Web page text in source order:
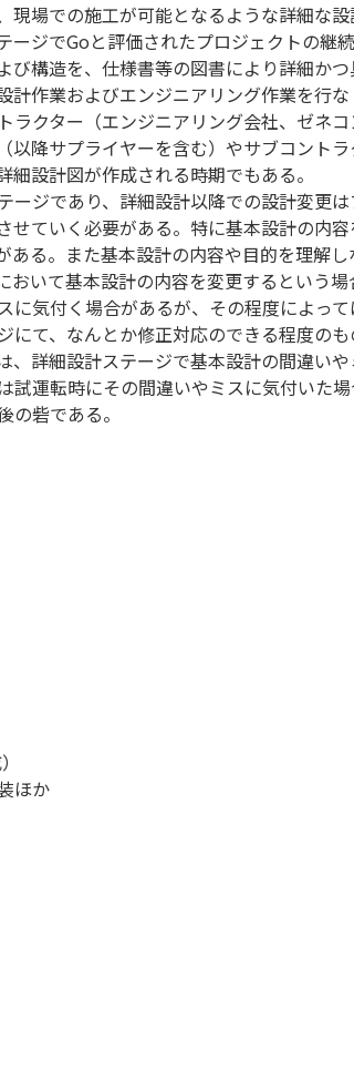
現場での施工が可能となるような詳細な
ージでGoと評価されたプロジェクトの継続
び構造を、仕様書等の図書により詳細か
計作業およびエンジニアリング作業を行な
ラクター（エンジニアリング会社、ゼネコ
降サプライヤーを含む）やサブコントラ
設計図が作成される時期でもある。
ジであり、詳細設計以降での設計変更
せていく必要がある。特に基本設計の内容
る。また基本設計の内容や目的を理解し
おいて基本設計の内容を変更するという場
に気付く場合があるが、その程度によって
にて、なんとか修正対応のできる程度のも
詳細設計ステージで基本設計の間違いや
試運転時にその間違いやミスに気付いた
砦である。
ほか